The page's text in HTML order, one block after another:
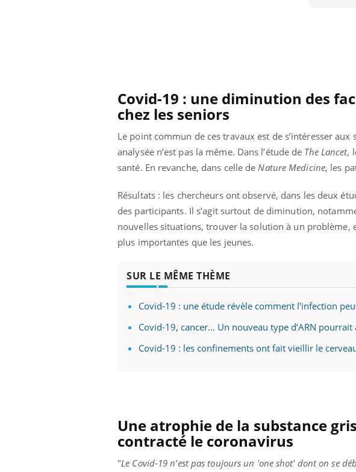
Covid-19 : une diminution des
chez les seniors
Le point commun de ces travaux est de s’intéresser
analysée n’est pas la même. Dans l’étude de The Lancet,
santé. En revanche, dans celle deNature Medicine, les
Résultats : les chercheurs ont observé, dans les deux
des participants. Il s’agit surtout de diminution,
nouvelles situations, trouver la solution à un problème,
plus importantes que les jeunes.
SUR LE MÊME THÈME
Covid-19 : une étude révèle comment l'infection
Covid-19, cancer... Un nouveau type d’ARN
Covid-19 : les confinements ont fait vieillir le
Une atrophie de la substance
contracté le coronavirus
"Le Covid-19 n’est pas toujours un 'one shot' dont on se